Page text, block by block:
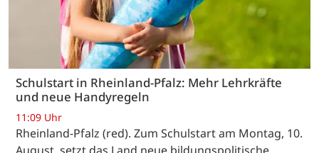
Schulstart in Rheinland-Pfalz: Mehr Lehrkräfte
und neue Handyregeln
11:09 Uhr
Rheinland-Pfalz (red). Zum Schulstart am Montag, 10.